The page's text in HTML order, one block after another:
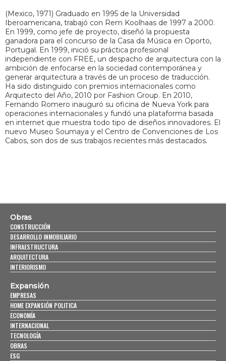
(Mexico, 1971) Graduado en 1995 de la Universidad
Iberoamericana, trabajó con Rem Koolhaas de 1997 a 2000.
En 1999, como jefe de proyecto, diseñó la propuesta
ganadora para el concurso de la Casa da Música en Oporto,
Portugal. En 1999, inició su práctica profesional
independiente con FREE, un despacho de arquitectura con la
ambición de enfocarse en la sociedad contemporánea y
generar arquitectura a través de un proceso de traducción.
Ha sido distinguido con premios internacionales como
Arquitecto del Año, 2010 por Fashion Group. En 2010,
Fernando Romero inauguró su oficina de Nueva York para
operaciones internacionales y fundó una plataforma basada
en internet que muestra todo tipo de diseños innovadores. El
nuevo Museo Soumaya y el Centro de Convenciones de Los
Cabos, son dos de sus trabajos recientes más destacados.
Obras
CONSTRUCCIÓN
DESARROLLO INMOBILIARIO
INFRAESTRUCTURA
ARQUITECTURA
INTERIORISMO
Expansión
EMPRESAS
HOME EXPANSIÓN POLITICA
ECONOMÍA
INTERNACIONAL
TECNOLOGÍA
OBRAS
ESG